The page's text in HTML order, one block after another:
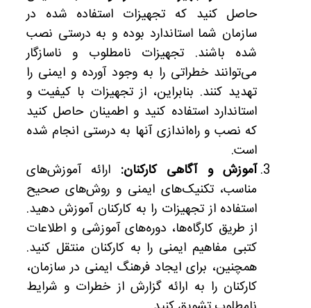
حاصل کنید که تجهیزات استفاده شده در
سازمان شما استاندارد بوده و به درستی نصب
شده باشند. تجهیزات نامطلوب و ناسازگار
می‌توانند خطراتی را به وجود آورده و ایمنی را
تهدید کنند. بنابراین، از تجهیزات با کیفیت و
استاندارد استفاده کنید و اطمینان حاصل کنید
که نصب و راه‌اندازی آنها به درستی انجام شده
است.
آموزش و آگاهی کارکنان: ارائه آموزش‌های
مناسب، تکنیک‌های ایمنی و روش‌های صحیح
استفاده از تجهیزات را به کارکنان آموزش دهید.
از طریق کارگاه‌ها، دوره‌های آموزشی و اطلاعات
کتبی مفاهیم ایمنی را به کارکنان منتقل کنید.
همچنین، برای ایجاد فرهنگ ایمنی در سازمان،
کارکنان را به ارائه گزارش از خطرات و شرایط